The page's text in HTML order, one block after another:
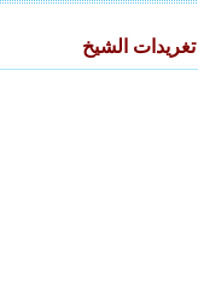
تغريدات الشيخ